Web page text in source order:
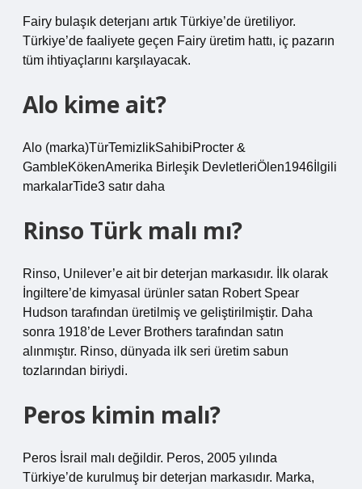
Fairy bulaşık deterjanı artık Türkiye’de üretiliyor.
Türkiye’de faaliyete geçen Fairy üretim hattı, iç pazarın
tüm ihtiyaçlarını karşılayacak.
Alo kime ait?
Alo (marka)TürTemizlikSahibiProcter &
GambleKökenAmerika Birleşik DevletleriÖlen1946İlgili
markalarTide3 satır daha
Rinso Türk malı mı?
Rinso, Unilever’e ait bir deterjan markasıdır. İlk olarak
İngiltere’de kimyasal ürünler satan Robert Spear
Hudson tarafından üretilmiş ve geliştirilmiştir. Daha
sonra 1918’de Lever Brothers tarafından satın
alınmıştır. Rinso, dünyada ilk seri üretim sabun
tozlarından biriydi.
Peros kimin malı?
Peros İsrail malı değildir. Peros, 2005 yılında
Türkiye’de kurulmuş bir deterjan markasıdır. Marka,